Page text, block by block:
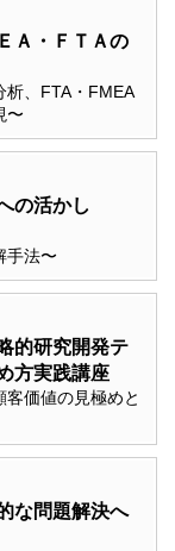
Ａ・ＦＴＡの
析、FTA・FMEA
〜
の活かし
手法〜
的研究開発テ
方実践講座
価値の見極めと
な問題解決へ